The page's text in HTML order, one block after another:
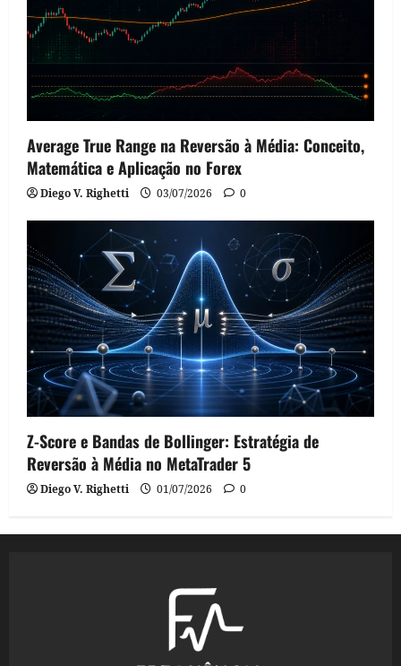
Average True Range na Reversão à Média: Conceito,
Matemática e Aplicação no Forex
Diego V. Righetti 03/07/2026 0
Z-Score e Bandas de Bollinger: Estratégia de
Reversão à Média no MetaTrader 5
Diego V. Righetti 01/07/2026 0